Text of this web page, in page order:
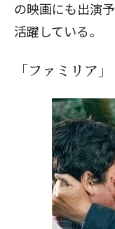
の映画にも出演
活躍している。
「ファミリア」